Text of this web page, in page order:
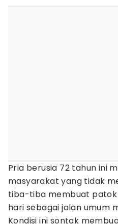
Pria berusia 72 tahun ini
masyarakat yang tidak
tiba-tiba membuat patok
hari sebagai jalan umum
Kondisi ini sontak